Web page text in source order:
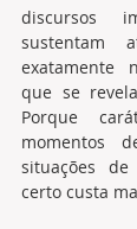
discursos
sustentam
exatamente
que se
Porque
momentos
situações
certo custa